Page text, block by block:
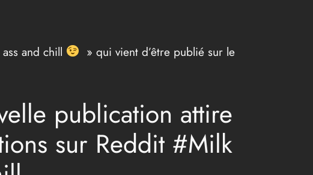
and chill
» qui vient d’être publié sur le
publication attire
sur Reddit #Milk